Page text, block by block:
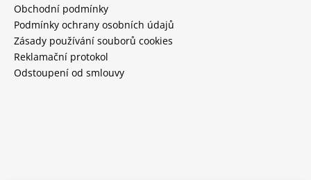
Obchodní podmínky
Podmínky ochrany osobních údajů
Zásady používání souborů cookies
Reklamační protokol
Odstoupení od smlouvy